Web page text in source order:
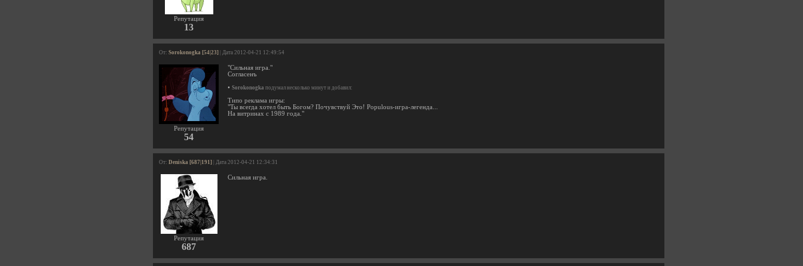
Репутация
13
От: Sorokonogka [54|23] | Дата 2012-04-21 12:49:54
Репутация
54
"Сильная игра."
Согласенъ
• Sorokonogka подумал несколько минут и добавил:
Типо реклама игры:
"Ты всегда хотел быть Богом? Почувствуй Это! Populous-игра-легенда...
На витринах с 1989 года."
От: Deniska [687|191] | Дата 2012-04-21 12:34:31
Репутация
687
Сильная игра.